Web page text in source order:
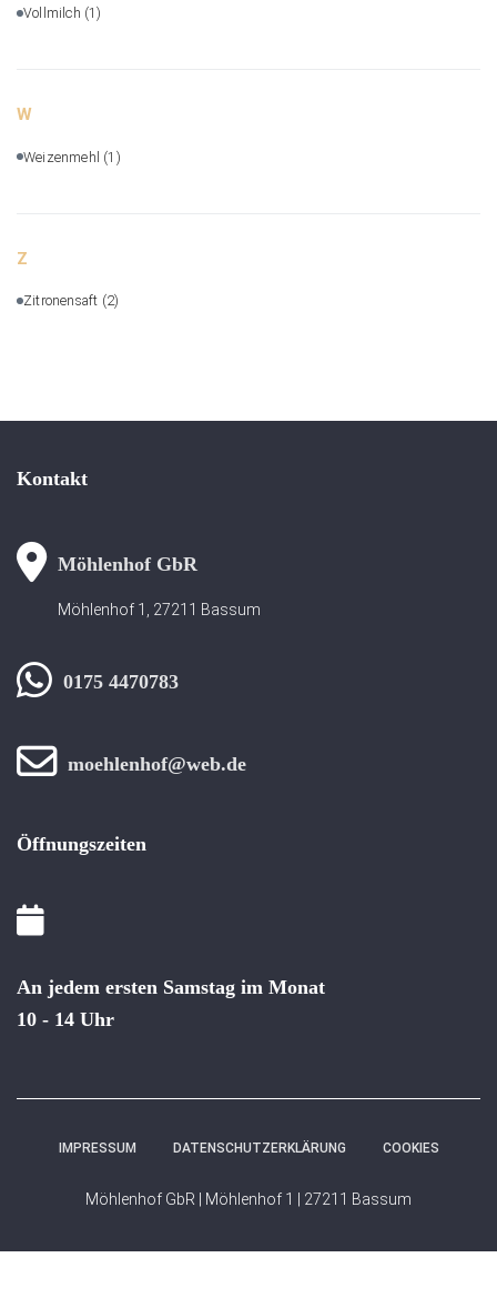
Vollmilch (1)
W
Weizenmehl (1)
Z
Zitronensaft (2)
Kontakt
Möhlenhof GbR
Möhlenhof 1, 27211 Bassum
0175 4470783
moehlenhof@web.de
Öffnungszeiten
An jedem ersten Samstag im Monat
10 - 14 Uhr
IMPRESSUM DATENSCHUTZERKLÄRUNG COOKIES
Möhlenhof GbR | Möhlenhof 1 | 27211 Bassum